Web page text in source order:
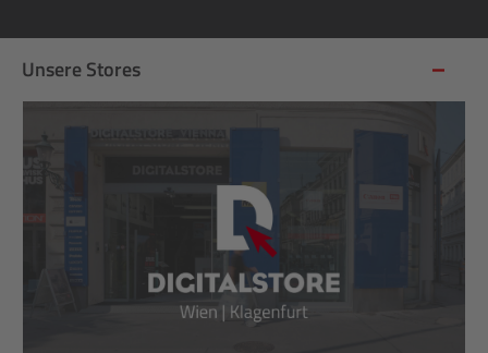
Unsere Stores